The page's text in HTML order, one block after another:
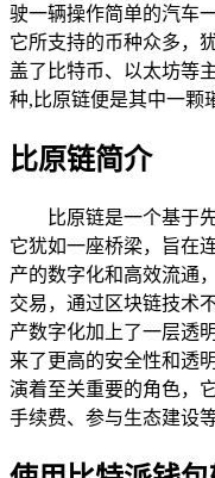
驶一辆操作简单的汽车
它所支持的币种众多，
盖了比特币、以太坊等
种,比原链便是其中一颗
比原链简介
比原链是一个基于
它犹如一座桥梁，旨在
产的数字化和高效流通
交易，通过区块链技术
产数字化加上了一层透
来了更高的安全性和透
演着至关重要的角色，
手续费、参与生态建设等